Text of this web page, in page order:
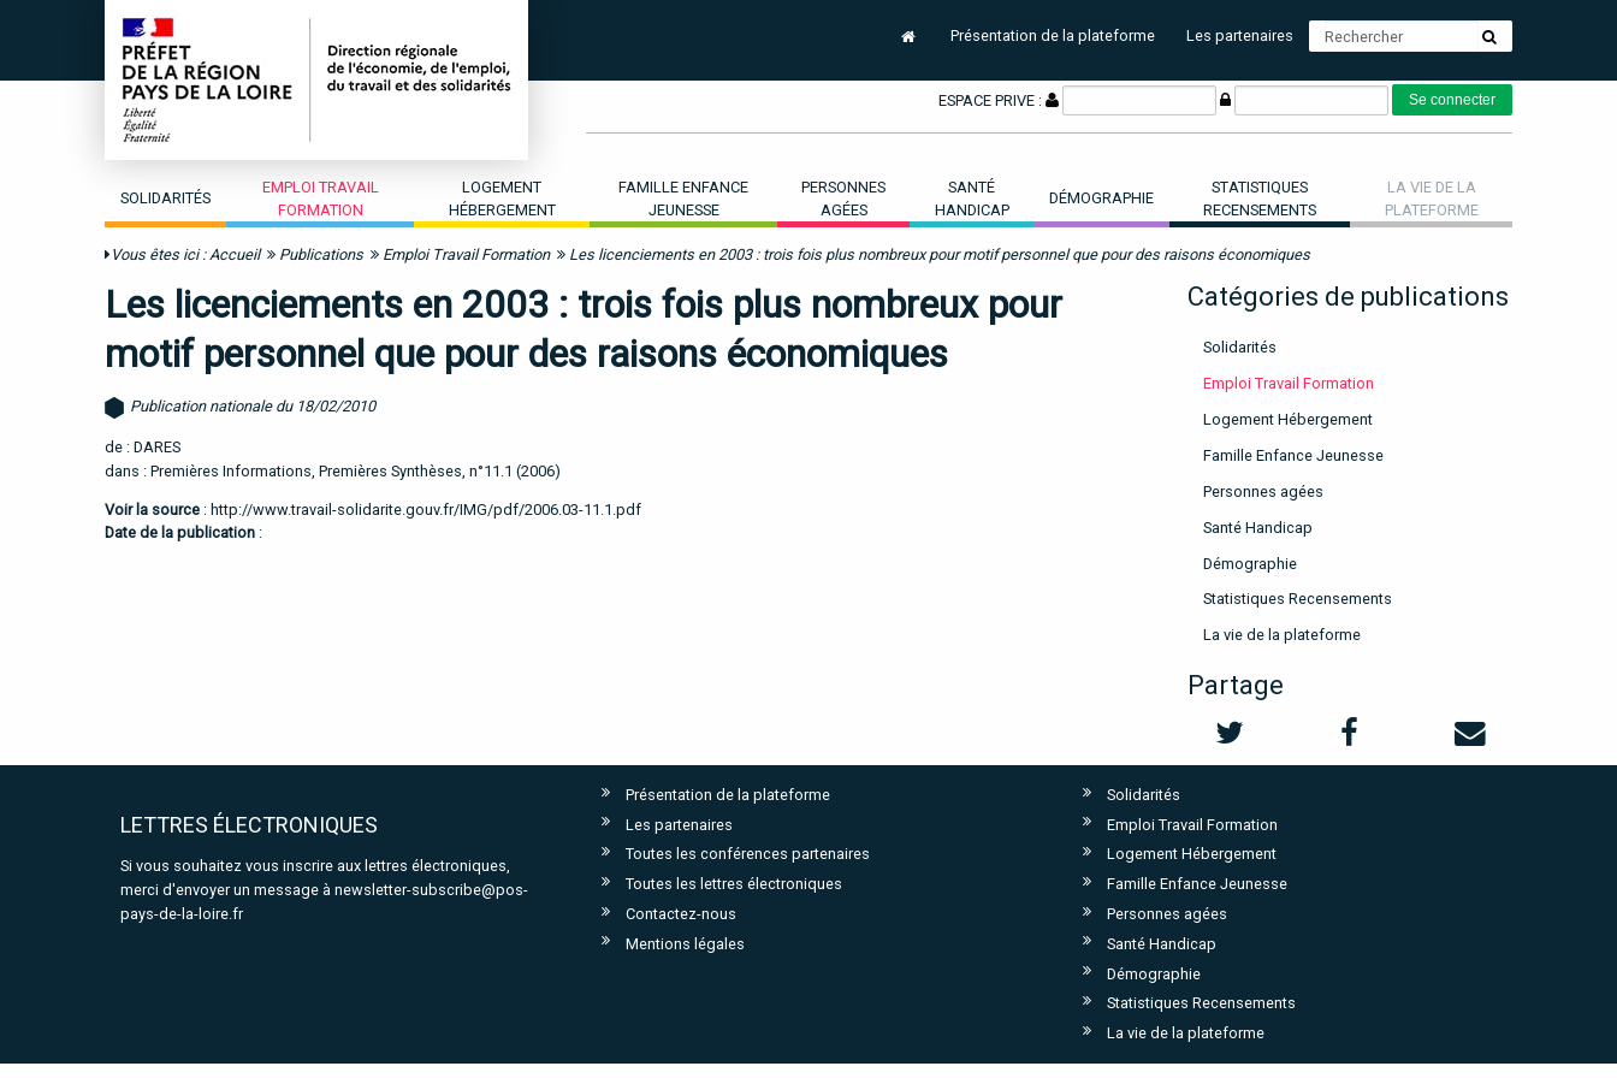
Présentation de la plateforme Les partenaires
ESPACE PRIVE :
SOLIDARITÉS
EMPLOI TRAVAIL
FORMATION
LOGEMENT
HÉBERGEMENT
FAMILLE ENFANCE
JEUNESSE
PERSONNES
AGÉES
SANTÉ
HANDICAP
DÉMOGRAPHIE
STATISTIQUES
RECENSEMENTS
LA VIE DE LA
PLATEFORME
Vous êtes ici : Accueil Publications Emploi Travail Formation Les licenciements en 2003 : trois fois plus nombreux pour motif personnel que pour des raisons économiques
Les licenciements en 2003 : trois fois plus nombreux pour
motif personnel que pour des raisons économiques
Publication nationale du 18/02/2010
de : DARES
dans : Premières Informations, Premières Synthèses, n°11.1 (2006)
Voir la source : http://www.travail-solidarite.gouv.fr/IMG/pdf/2006.03-11.1.pdf
Date de la publication :
Catégories de publications
Solidarités
Emploi Travail Formation
Logement Hébergement
Famille Enfance Jeunesse
Personnes agées
Santé Handicap
Démographie
Statistiques Recensements
La vie de la plateforme
Partage
LETTRES ÉLECTRONIQUES
Si vous souhaitez vous inscrire aux lettres électroniques,
merci d'envoyer un message à newsletter-subscribe@pos-
pays-de-la-loire.fr
Présentation de la plateforme
Les partenaires
Toutes les conférences partenaires
Toutes les lettres électroniques
Contactez-nous
Mentions légales
Solidarités
Emploi Travail Formation
Logement Hébergement
Famille Enfance Jeunesse
Personnes agées
Santé Handicap
Démographie
Statistiques Recensements
La vie de la plateforme